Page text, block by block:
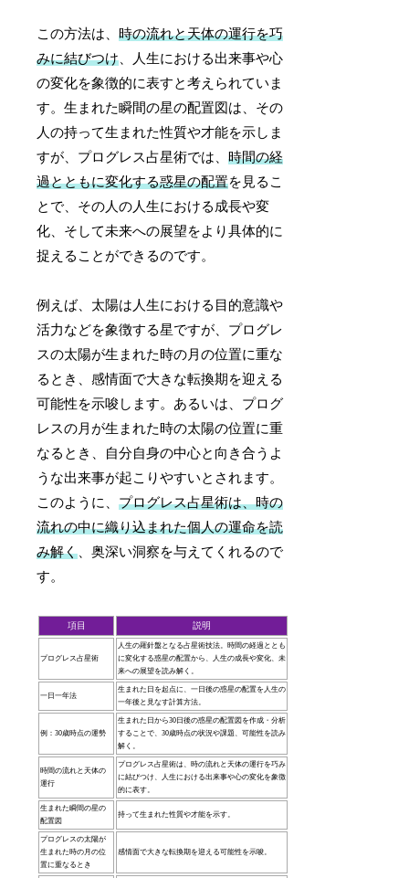
この方法は、時の流れと天体の運行を巧
みに結びつけ 、人生における出来事や心
の変化を象徴的に表すと考えられていま
す。生まれた瞬間の星の配置図は、その
人の持って生まれた性質や才能を示しま
すが、プログレス占星術では、時間の経
過とともに変化する惑星の配置を見るこ
とで、その人の人生における成長や変
化、そして未来への展望をより具体的に
捉えることができるのです。
例えば、太陽は人生における目的意識や
活力などを象徴する星ですが、プログレ
スの太陽が生まれた時の月の位置に重な
るとき、感情面で大きな転換期を迎える
可能性を示唆します。あるいは、プログ
レスの月が生まれた時の太陽の位置に重
なるとき、自分自身の中心と向き合うよ
うな出来事が起こりやすいとされます。
このように、プログレス占星術は、時の
流れの中に織り込まれた個人の運命を読
み解く 、奥深い洞察を与えてくれるので
す。
項目 説明
プログレス占星術
人生の羅針盤となる占星術技法。時間の経過ととも
に変化する惑星の配置から、人生の成長や変化、未
来への展望を読み解く。
一日一年法
生まれた日を起点に、一日後の惑星の配置を人生の
一年後と見なす計算方法。
例：30歳時点の運勢
生まれた日から30日後の惑星の配置図を作成・分析
することで、30歳時点の状況や課題、可能性を読み
解く。
時間の流れと天体の
運行
プログレス占星術は、時の流れと天体の運行を巧み
に結びつけ、人生における出来事や心の変化を象徴
的に表す。
生まれた瞬間の星の
配置図
持って生まれた性質や才能を示す。
プログレスの太陽が
生まれた時の月の位
置に重なるとき
感情面で大きな転換期を迎える可能性を示唆。